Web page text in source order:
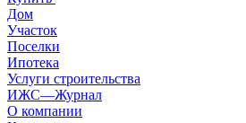
Дом
Участок
Поселки
Ипотека
Услуги строительства
ИЖС—Журнал
О компании